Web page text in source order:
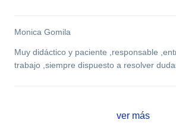
Monica Gomila
Muy didáctico y paciente ,responsable
trabajo ,siempre dispuesto a resolver
ver más